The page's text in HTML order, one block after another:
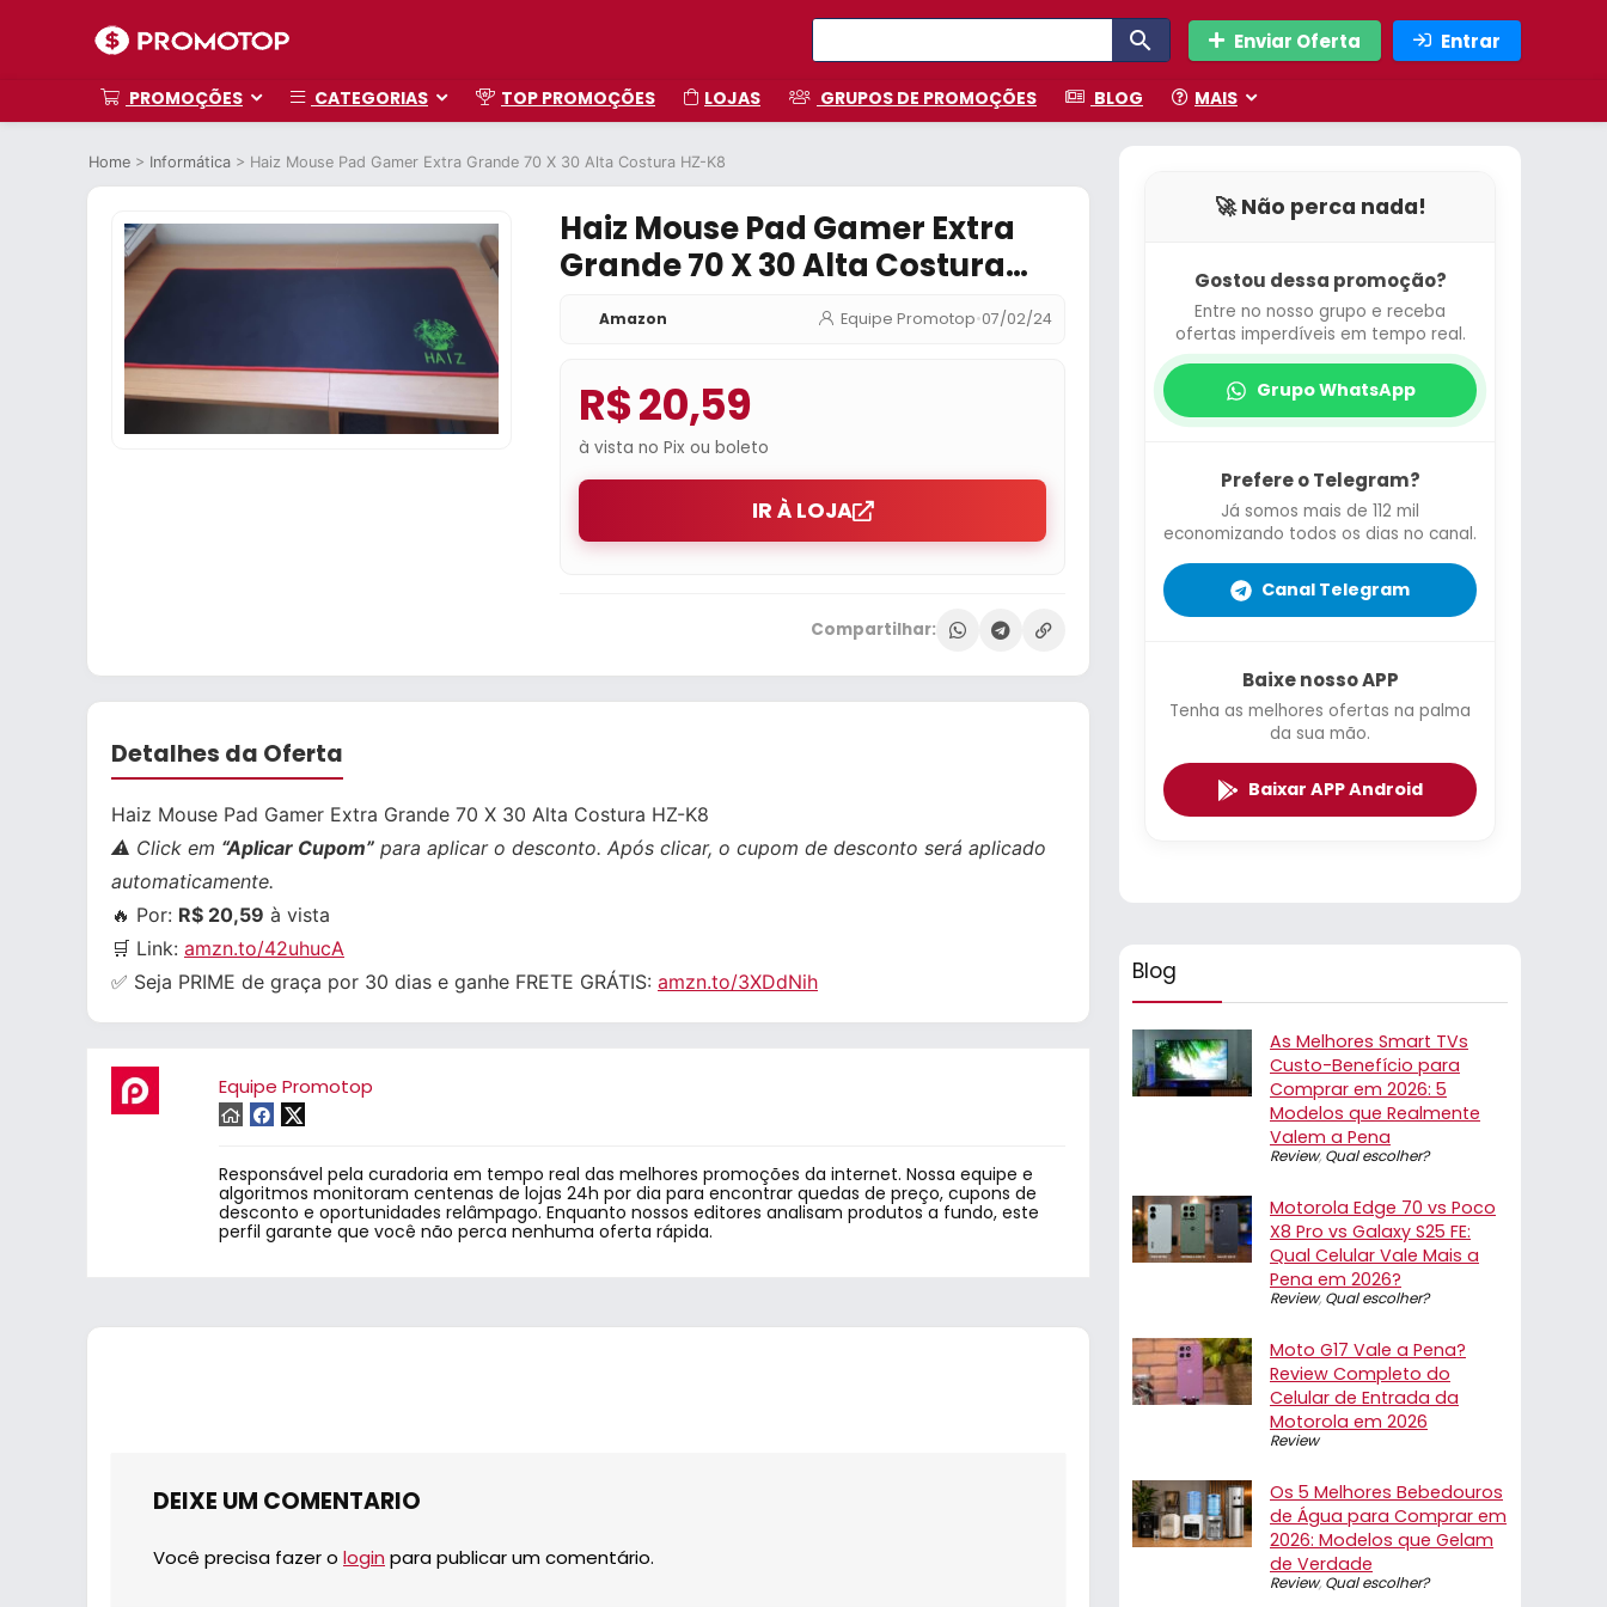
Enviar Oferta Entrar
PROMOÇÕES CATEGORIAS TOP PROMOÇÕES LOJAS GRUPOS DE PROMOÇÕES BLOG MAIS
Home > Informática > Haiz Mouse Pad Gamer Extra Grande 70 X 30 Alta Costura HZ-K8
Haiz Mouse Pad Gamer Extra
Grande 70 X 30 Alta Costura
HZ-K8
Amazon Equipe Promotop•07/02/24
R$ 20,59
à vista no Pix ou boleto
IR À LOJA
Compartilhar:
Detalhes da Oferta
Haiz Mouse Pad Gamer Extra Grande 70 X 30 Alta Costura HZ-K8
⚠️ Click em “Aplicar Cupom” para aplicar o desconto. Após clicar, o cupom de desconto será aplicado
automaticamente.
🔥 Por: R$ 20,59 à vista
🛒 Link: amzn.to/42uhucA
✅ Seja PRIME de graça por 30 dias e ganhe FRETE GRÁTIS: amzn.to/3XDdNih
Equipe Promotop
Responsável pela curadoria em tempo real das melhores promoções da internet. Nossa equipe e
algoritmos monitoram centenas de lojas 24h por dia para encontrar quedas de preço, cupons de
desconto e oportunidades relâmpago. Enquanto nossos editores analisam produtos a fundo, este
perfil garante que você não perca nenhuma oferta rápida.
DEIXE UM COMENTARIO
Você precisa fazer o login para publicar um comentário.
🚀 Não perca nada!
Gostou dessa promoção?
Entre no nosso grupo e receba
ofertas imperdíveis em tempo real.
Grupo WhatsApp
Prefere o Telegram?
Já somos mais de 112 mil
economizando todos os dias no canal.
Canal Telegram
Baixe nosso APP
Tenha as melhores ofertas na palma
da sua mão.
Baixar APP Android
Blog
As Melhores Smart TVs
Custo-Benefício para
Comprar em 2026: 5
Modelos que Realmente
Valem a Pena
Review, Qual escolher?
Motorola Edge 70 vs Poco
X8 Pro vs Galaxy S25 FE:
Qual Celular Vale Mais a
Pena em 2026?
Review, Qual escolher?
Moto G17 Vale a Pena?
Review Completo do
Celular de Entrada da
Motorola em 2026
Review
Os 5 Melhores Bebedouros
de Água para Comprar em
2026: Modelos que Gelam
de Verdade
Review, Qual escolher?